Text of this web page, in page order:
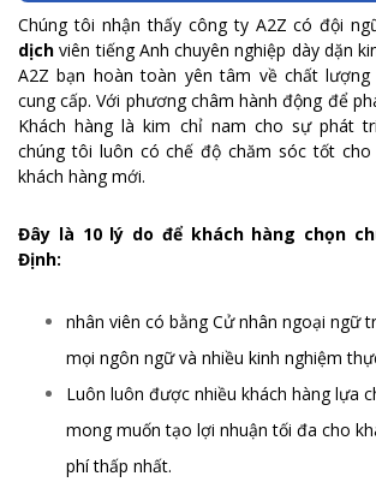
Chúng tôi nhận thấy công ty A2Z có đội
dịch viên tiếng Anh chuyên nghiệp dày dặn
A2Z bạn hoàn toàn yên tâm về chất
cung cấp. Với phương châm hành động để
Khách hàng là kim chỉ nam cho sự phát
chúng tôi luôn có chế độ chăm sóc tốt cho
khách hàng mới.
Đây là 10 lý do để khách hàng chọn
Định:
nhân viên có bằng Cử nhân ngoại ngữ
mọi ngôn ngữ và nhiều kinh nghiệm
Luôn luôn được nhiều khách hàng lựa
mong muốn tạo lợi nhuận tối đa cho
phí thấp nhất.